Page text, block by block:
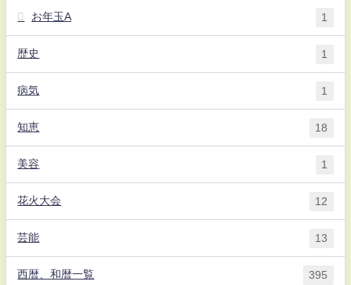
お年玉A 1
歴史 1
病気 1
知恵 18
美容 1
花火大会 12
芸能 13
西暦、和暦一覧 395